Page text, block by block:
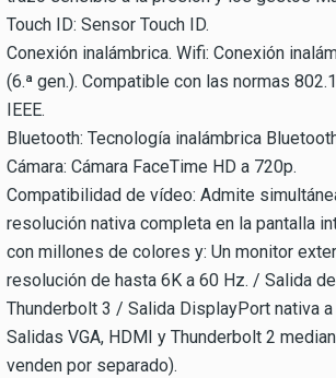
Touch ID: Sensor Touch ID.
Conexión inalámbrica. Wifi: Conexión
(6.ª gen.). Compatible con las normas
IEEE.
Bluetooth: Tecnología inalámbrica
Cámara: Cámara FaceTime HD a 720p.
Compatibilidad de vídeo: Admite
resolución nativa completa en la pantalla
con millones de colores y: Un monitor
resolución de hasta 6K a 60 Hz. / Salida
Thunderbolt 3 / Salida DisplayPort nativa
Salidas VGA, HDMI y Thunderbolt 2
venden por separado).